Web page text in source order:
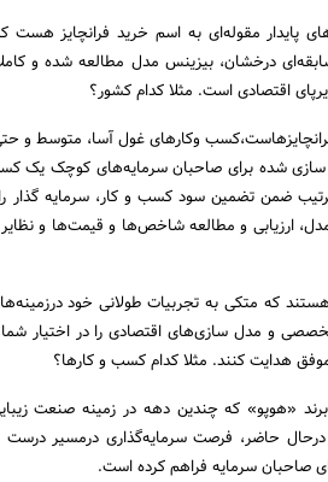
پایدار مقوله‌‌ای به اسم خرید فرانچایز هست
درخشان، بیزینس مدل مطالعه شده و
اقتصادی است. مثلا کدام کشور؟
وکارهای غول آسا، متوسط و
شده برای صاحبان سرمایه‌های کوچک یک
ضمن تضمین سود کسب و کار، سرمایه گذار
ارزیابی و مطالعه شاخص‌ها و قیمت‌ها و نظایر
که متکی به تجربیات طولانی خود
و مدل سازی‌های اقتصادی را در اختیار شما
هدایت کنند. مثلا کدام کسب و کارها؟
برند «هوپو» که چندین دهه در زمینه صنعت
حاضر، فرصت سرمایه‌گذاری درمسیر
صاحبان سرمایه فراهم کرده است.